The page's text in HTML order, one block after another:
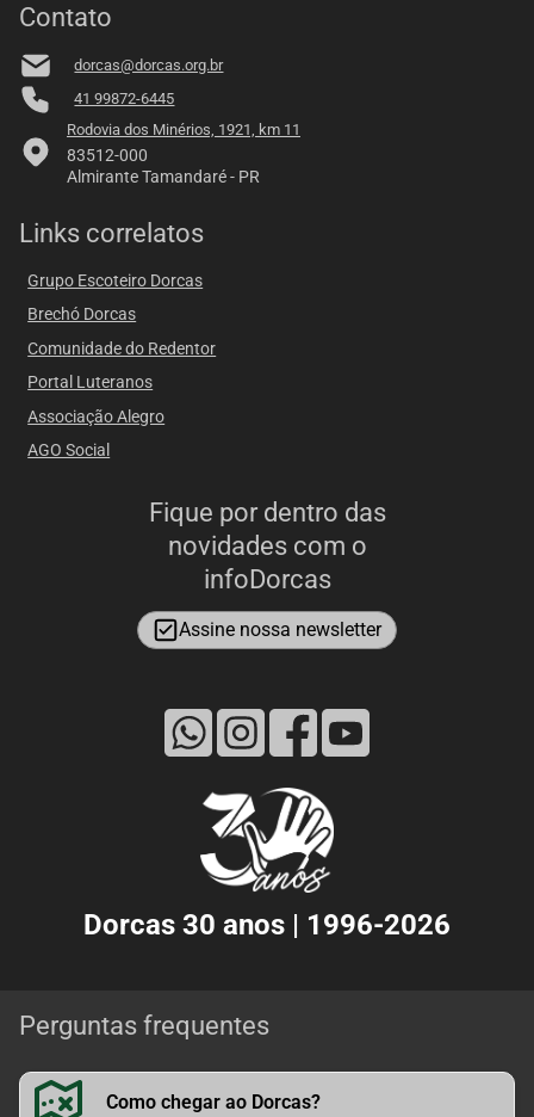
Contato
dorcas@dorcas.org.br
41 99872-6445
Rodovia dos Minérios, 1921, km 11
83512-000
Almirante Tamandaré - PR
Links correlatos
Grupo Escoteiro Dorcas
Brechó Dorcas
Comunidade do Redentor
Portal Luteranos
Associação Alegro
AGO Social
Fique por dentro das
novidades com o
infoDorcas
Assine nossa newsletter
Dorcas 30 anos | 1996-2026
Perguntas frequentes
Como chegar ao Dorcas?